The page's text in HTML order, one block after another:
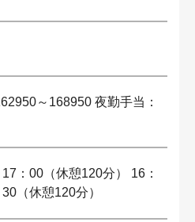
～168950 夜勤手当：
：00（休憩120分） 16：
（休憩120分）